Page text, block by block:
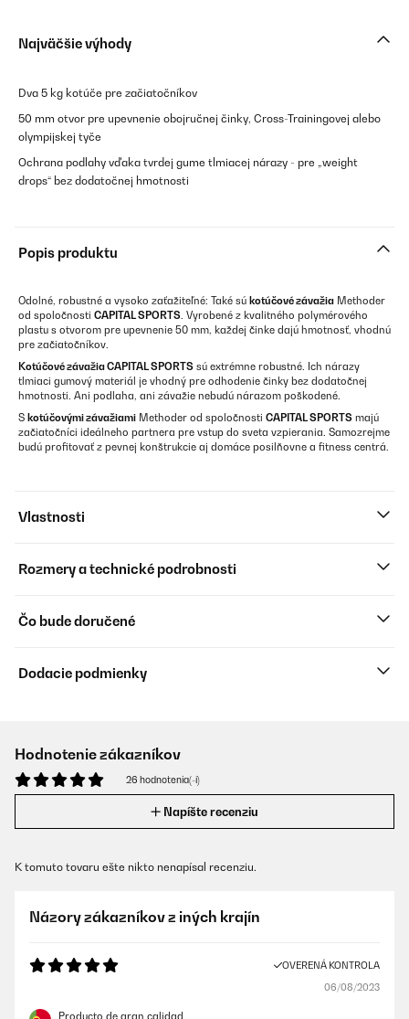
Najväčšie výhody
Dva 5 kg kotúče pre začiatočníkov
50 mm otvor pre upevnenie obojručnej činky, Cross-Trainingovej alebo
olympijskej tyče
Ochrana podlahy vďaka tvrdej gume tlmiacej nárazy - pre „weight
drops“ bez dodatočnej hmotnosti
Popis produktu
Odolné, robustné a vysoko zaťažiteľné: Také sú kotúčové závažia Methoder
od spoločnosti CAPITAL SPORTS. Vyrobené z kvalitného polymérového
plastu s otvorom pre upevnenie 50 mm, každej činke dajú hmotnosť, vhodnú
pre začiatočníkov.
Kotúčové závažia CAPITAL SPORTS sú extrémne robustné. Ich nárazy
tlmiaci gumový materiál je vhodný pre odhodenie činky bez dodatočnej
hmotnosti. Ani podlaha, ani závažie nebudú nárazom poškodené.
S kotúčovými závažiami Methoder od spoločnosti CAPITAL SPORTS majú
začiatočníci ideálneho partnera pre vstup do sveta vzpierania. Samozrejme
budú profitovať z pevnej konštrukcie aj domáce posilňovne a fitness centrá.
Vlastnosti
Rozmery a technické podrobnosti
Čo bude doručené
Dodacie podmienky
Hodnotenie zákazníkov
26 hodnotenia(-í)
Napíšte recenziu
K tomuto tovaru ešte nikto nenapísal recenziu.
Názory zákazníkov z iných krajín
OVERENÁ KONTROLA
06/08/2023
Producto de gran calidad